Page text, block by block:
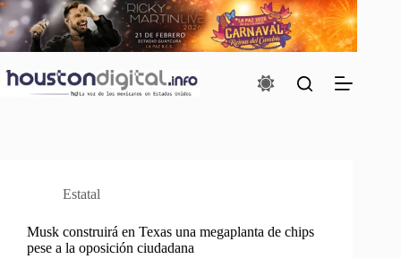
Saltar
al
contenido
Estatal
Musk construirá en Texas una megaplanta de chips
pese a la oposición ciudadana